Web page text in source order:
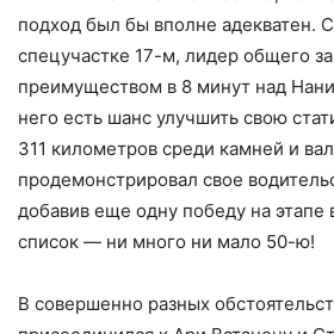
подход был бы вполне адекватен.
спецучастке 17-м, лидер общего
преимуществом в 8 минут над
него есть шанс улучшить свою
311 километров среди камней и
продемонстрировал свое
добавив еще одну победу на этапе
список — ни много ни мало 50-ю!
В совершенно разных